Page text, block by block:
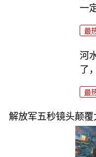
一
最
河
了
最
解放军五秒镜头颠